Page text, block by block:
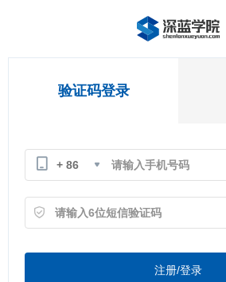
验证码登录
+ 86
注册/登录